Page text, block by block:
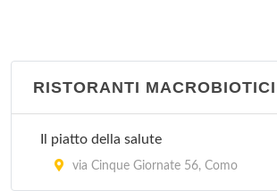
RISTORANTI MACROBIOTICI
Il piatto della salute
via Cinque Giornate 56, Como